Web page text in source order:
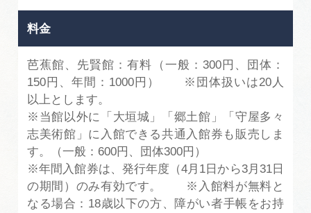
料金
芭蕉館、先賢館：有料（一般：300円、団体：
150円、年間：1000円） ※団体扱いは20人
以上とします。
※当館以外に「大垣城」「郷土館」「守屋多々
志美術館」に入館できる共通入館券も販売しま
す。（一般：600円、団体300円）
※年間入館券は、発行年度（4月1日から3月31日
の期間）のみ有効です。 ※入館料が無料と
なる場合：18歳以下の方、障がい者手帳をお持